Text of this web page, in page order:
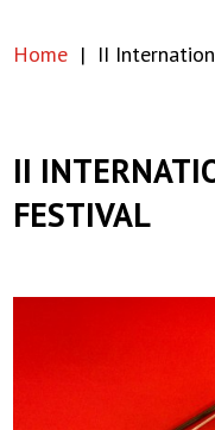
Home II
II
FESTIVAL